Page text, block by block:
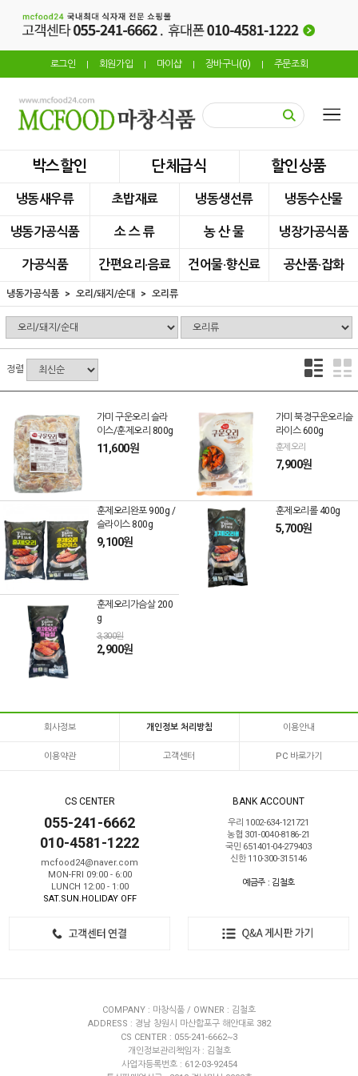
로그인 회원가입 마이샵 장바구니(0) 주문조회
박스할인 단체급식 할인상품
냉동새우류 초밥재료 냉동생선류 냉동수산물
냉동가공식품 소 스 류 농 산 물 냉장가공식품
가공식품 간편요리·음료 건어물·향신료 공산품·잡화
냉동가공식품 오리/돼지/순대 오리류
정렬
가미 구운오리 슬라
이스/훈제오리 800g
11,600원
가미 북경구운오리슬
라이스 600g
훈제오리
7,900원
훈제오리완포 900g /
슬라이스 800g
9,100원
훈제오리롤 400g
5,700원
훈제오리가슴살 200
g
3,300원
2,900원
회사정보 개인정보 처리방침 이용안내
이용약관 고객센터 PC 바로가기
CS CENTER
055-241-6662
010-4581-1222
mcfood24@naver.com
MON-FRI 09:00 - 6:00
LUNCH 12:00 - 1:00
SAT.SUN.HOLIDAY OFF
BANK ACCOUNT
우리 1002-634-121721
농협 301-0040-8186-21
국민 651401-04-279403
신한 110-300-315146
예금주 : 김철호
COMPANY : 마창식품 / OWNER : 김철호
ADDRESS : 경남 창원시 마산합포구 해안대로 382
CS CENTER : 055-241-6662~3
개인정보관리책임자 : 김철호
사업자등록번호 : 612-03-92454